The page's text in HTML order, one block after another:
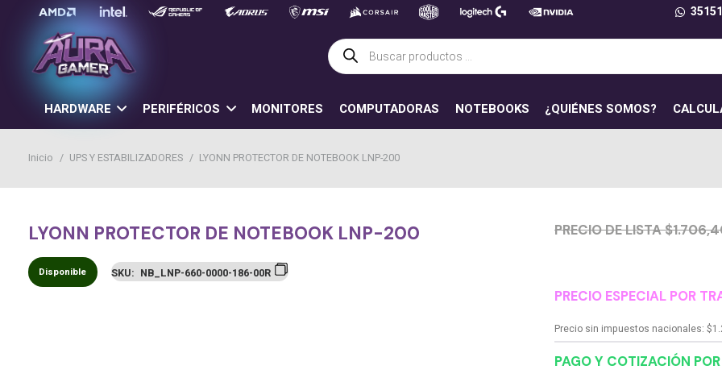
Búsqueda
de
productos
HARDWARE PERIFÉRICOS MONITORES COMPUTADORAS NOTEBOOKS ¿QUIÉNES SOMOS?
Inicio / UPS Y ESTABILIZADORES / LYONN PROTECTOR DE NOTEBOOK LNP-200
LYONN PROTECTOR DE NOTEBOOK LNP-200
Disponible SKU: NB_LNP-660-0000-186-00R
PRECIO DE LISTA
PRECIO ESPECIAL POR
Precio sin impuestos nacionales:$
PAGO Y COTIZACIÓN